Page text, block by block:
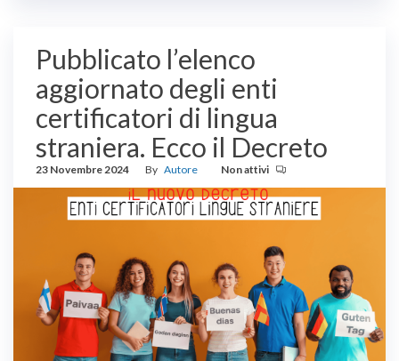
Pubblicato l’elenco
aggiornato degli enti
certificatori di lingua
straniera. Ecco il Decreto
23 Novembre 2024 By Autore Non attivi